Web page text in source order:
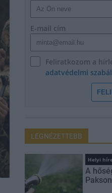
E-mail cím
Feliratkozom a
adatvédelmi
LEGNÉZETTEBB
Helyi
A
Pakson